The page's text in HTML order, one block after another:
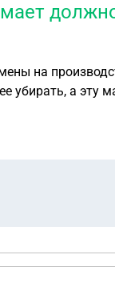
на
убирать, а эту